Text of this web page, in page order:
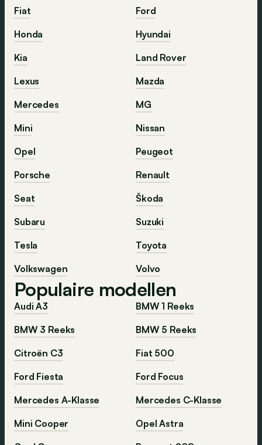
Fiat
Ford
Honda
Hyundai
Kia
Land Rover
Lexus
Mazda
Mercedes
MG
Mini
Nissan
Opel
Peugeot
Porsche
Renault
Seat
Škoda
Subaru
Suzuki
Tesla
Toyota
Volkswagen
Volvo
Populaire modellen
Audi A3
BMW 1 Reeks
BMW 3 Reeks
BMW 5 Reeks
Citroën C3
Fiat 500
Ford Fiesta
Ford Focus
Mercedes A-Klasse
Mercedes C-Klasse
Mini Cooper
Opel Astra